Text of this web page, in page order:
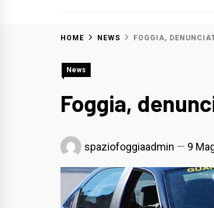
HOME NEWS FOGGIA,
News
Foggia,
spaziofoggiaadmin 9